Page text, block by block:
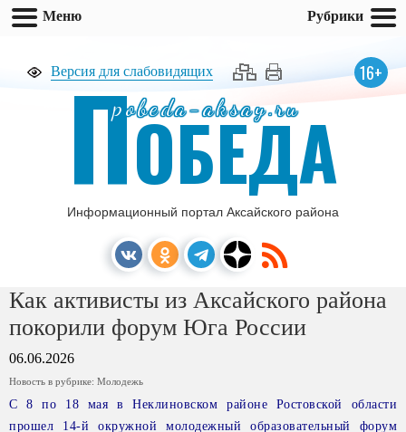
Версия для слабовидящих 16+
pobeda-aksay.ru
ПОБЕДА
Информационный портал Аксайского района
Как активисты из Аксайского района
покорили форум Юга России
06.06.2026
Новость в рубрике: Молодежь
С 8 по 18 мая в Неклиновском районе Ростовской области
прошел 14-й окружной молодежный образовательный форум
Меню Рубрики